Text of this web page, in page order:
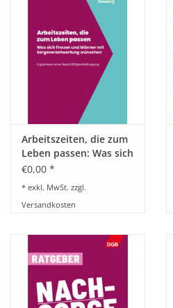
1. MAI
INITIATIVE „MENSCH“
GEWERKSCHAFTEN FÜR DEN
FRIEDEN
MIETENSTOPP
BETRIEBSRATSWAHL 2026
Arbeitszeiten, die zum
Leben passen: Was sich
Frauen und Männer mit
wünschen
€0,00 *
* exkl. MwSt. zzgl.
Versandkosten